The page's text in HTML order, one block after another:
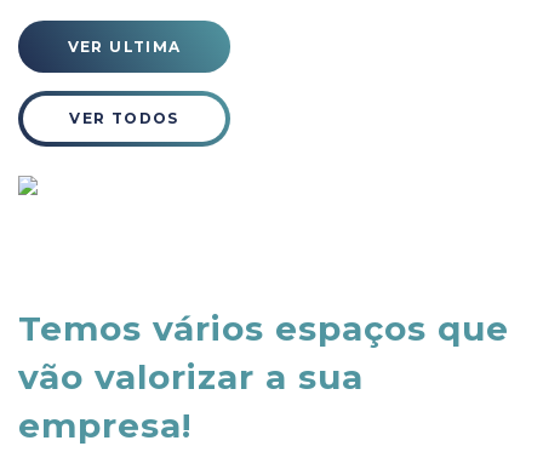
VER ULTIMA
VER TODOS
Temos vários espaços que
vão valorizar a sua
empresa!